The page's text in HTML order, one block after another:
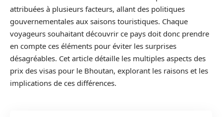
attribuées à plusieurs facteurs, allant des politiques
gouvernementales aux saisons touristiques. Chaque
voyageurs souhaitant découvrir ce pays doit donc prendre
en compte ces éléments pour éviter les surprises
désagréables. Cet article détaille les multiples aspects des
prix des visas pour le Bhoutan, explorant les raisons et les
implications de ces différences.